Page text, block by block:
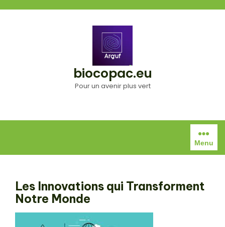
biocopac.eu
Pour un avenir plus vert
Menu
Les Innovations qui Transforment
Notre Monde